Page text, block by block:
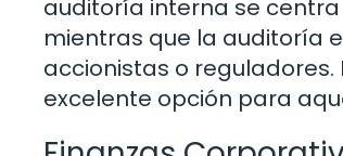
auditoría interna se
mientras que la auditoría
accionistas o
excelente opción para